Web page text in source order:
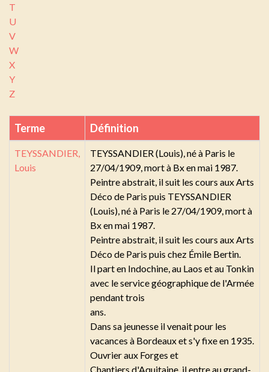
T
U
V
W
X
Y
Z
Terme Définition
TEYSSANDIER,
Louis
TEYSSANDIER (Louis), né à Paris le
27/04/1909, mort à Bx en mai 1987.
Peintre abstrait, il suit les cours aux Arts
Déco de Paris puis TEYSSANDIER
(Louis), né à Paris le 27/04/1909, mort à
Bx en mai 1987.
Peintre abstrait, il suit les cours aux Arts
Déco de Paris puis chez Émile Bertin.
Il part en Indochine, au Laos et au Tonkin
avec le service géographique de l'Armée
pendant trois
ans.
Dans sa jeunesse il venait pour les
vacances à Bordeaux et s'y fixe en 1935.
Ouvrier aux Forges et
Chantiers d'Aquitaine, il entre au grand-